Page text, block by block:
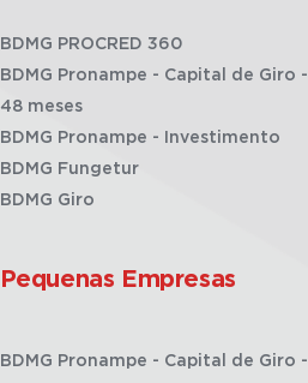
BDMG PROCRED 360
BDMG Pronampe - Capital de Giro -
48 meses
BDMG Pronampe - Investimento
BDMG Fungetur
BDMG Giro
Pequenas Empresas
BDMG Pronampe - Capital de Giro -